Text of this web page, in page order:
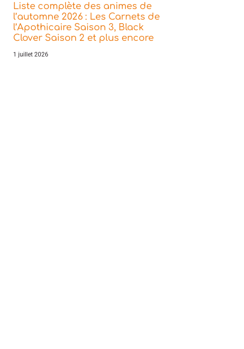
Liste complète des animes de
l’automne 2026 : Les Carnets de
l’Apothicaire Saison 3, Black
Clover Saison 2 et plus encore
1 juillet 2026